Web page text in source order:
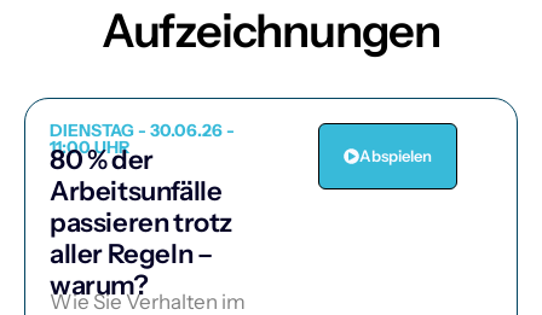
Aufzeichnungen
DIENSTAG - 30.06.26 -
11:00 UHR
80 % der
Arbeitsunfälle
passieren trotz
aller Regeln –
warum?
Wie Sie Verhalten im
Abspielen